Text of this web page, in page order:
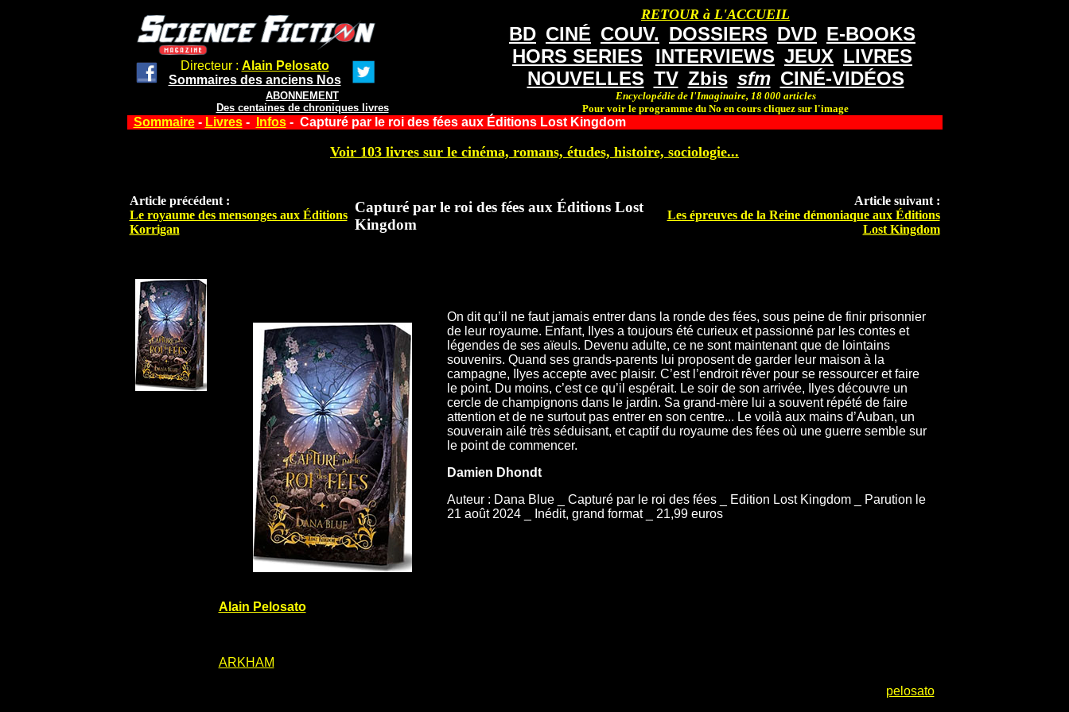
Directeur : Alain Pelosato
Sommaires des anciens Nos
ABONNEMENT
Des centaines de chroniques livres
RETOUR à L'ACCUEIL
BD CINÉ COUV. DOSSIERS DVD E-BOOKS
HORS SERIES
INTERVIEWS JEUX LIVRES
NOUVELLES TV Zbis sfm CINÉ-VIDÉOS
Encyclopédie de l'Imaginaire, 18 000 articles
Pour voir le programme du No en cours cliquez sur l'image
Sommaire- Livres- Infos- Capturé par le roi des fées aux Éditions Lost Kingdom
Voir 103 livres sur le cinéma, romans, études, histoire, sociologie...
Article précédent :
Le royaume des mensonges aux Éditions
Korrigan
Capturé par le roi des fées aux Éditions Lost
Kingdom
Article suivant :
Les épreuves de la Reine démoniaque aux Éditions
Lost Kingdom
On dit qu’il ne faut jamais entrer dans la ronde des fées, sous peine de finir prisonnier
de leur royaume. Enfant, Ilyes a toujours été curieux et passionné par les contes et
légendes de ses aïeuls. Devenu adulte, ce ne sont maintenant que de lointains
souvenirs. Quand ses grands-parents lui proposent de garder leur maison à la
campagne, Ilyes accepte avec plaisir. C’est l’endroit rêver pour se ressourcer et faire
le point. Du moins, c’est ce qu’il espérait. Le soir de son arrivée, Ilyes découvre un
cercle de champignons dans le jardin. Sa grand-mère lui a souvent répété de faire
attention et de ne surtout pas entrer en son centre... Le voilà aux mains d’Auban, un
souverain ailé très séduisant, et captif du royaume des fées où une guerre semble sur
le point de commencer.
Damien Dhondt
Auteur : Dana Blue _ Capturé par le roi des fées _ Edition Lost Kingdom _ Parution le
21 août 2024 _ Inédit, grand format _ 21,99 euros
Alain Pelosato
ARKHAM
pelosato